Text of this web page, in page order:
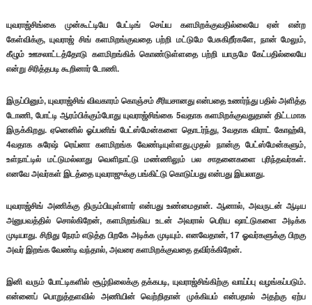
யுவராஜ்சிங்கை முன்கூட்டியே பேட்டிங் செய்ய களமிறக்குவதில்லையே ஏன் என்ற
கேள்விக்கு, யுவராஜ் சிங் களமிறங்குவதை பற்றி மட்டுமே பேசுகிறீர்களே, நான் மேலும்,
கீழும் ஊசலாட்டத்தோடு களமிறங்கிக் கொண்டுள்ளதை பற்றி யாருமே கேட்பதில்லையே
என்று சிரித்தபடி கூறினார் டோணி.
இருப்பினும், யுவராஜ்சிங் விவகாரம் கொஞ்சம் சீரியசானது என்பதை உணர்ந்து பதில் அளித்த
டோணி, போட்டி ஆரம்பிக்கும்போது யுவராஜ்சிங்கை 5வதாக களமிறக்குவதுதான் திட்டமாக
இருக்கிறது. ஏனெனில் ஓப்பனிங் பேட்ஸ்மேன்களை தொடர்ந்து, 3வதாக விராட் கோஹ்லி,
4வதாக சுரேஷ் ரெய்னா களமிறங்க வேண்டியுள்ளது.முதல் நான்கு பேட்ஸ்மேன்களும்,
உள்நாட்டில் மட்டுமல்லாது வெளிநாட்டு மண்ணிலும் பல சாதனைகளை புரிந்தவர்கள்.
எனவே அவர்கள் இடத்தை யுவராஜுக்கு பங்கிட்டு கொடுப்பது என்பது இயலாது.
யுவராஜ்சிங் அணிக்கு திரும்பியுள்ளார் என்பது உண்மைதான். ஆனால், அவருடன் ஆடிய
அனுபவத்தில் சொல்கிறேன், களமிறங்கிய உடன் அவரால் பெரிய ஷாட்டுகளை அடிக்க
முடியாது. சிறிது நேரம் எடுத்த பிறகே அடிக்க முடியும். எனவேதான், 17 ஓவர்களுக்கு பிறகு
அவர் இறங்க வேண்டி வந்தால், அவரை களமிறக்குவதை தவிர்க்கிறேன்.
இனி வரும் போட்டிகளில் சூழ்நிலைக்கு தக்கபடி, யுவராஜ்சிங்கிற்கு வாய்ப்பு வழங்கப்படும்.
என்னைப் பொறுத்தளவில் அணியின் வெற்றிதான் முக்கியம் என்பதால் அதற்கு ஏற்ப